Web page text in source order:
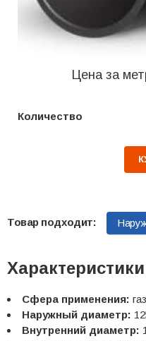
Цена за
Количество
Характеристики
Сфера применения:
Наружный диаметр:
Внутренний диаметр: